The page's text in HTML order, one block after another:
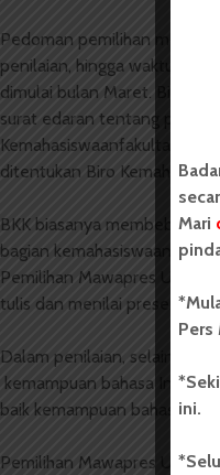
Pedoman pemilihan
penilaian, hingga waktu
dimulai bulan Maret. Biro
surat edaran tentang
Kemahasiswaanfakultas
ditentukan Biro
BKK biasanya
bagian kemahasiswaan.
Pemilihan Mawapres USU.
tulis dan menilai presentasi
Dalam penilaian, selain
kemampuan bahasa Inggris
baik kemampuan bahasa
Pemilihan Mawapres USU
Mari
Pers
ini.